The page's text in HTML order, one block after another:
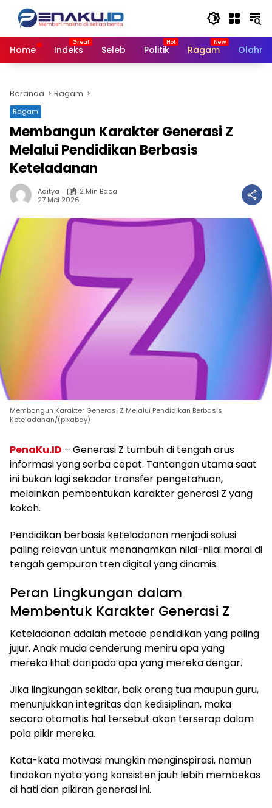
Langsung
konten
Home
Indeks Seleb Politik Ragam
Beranda Ragam
Ragam
Membangun Karakter Generasi Z
Melalui Pendidikan Berbasis
Keteladanan
Aditya
2 Min Baca
27 Mei 2026
Membangun Karakter Generasi Z Melalui Pendidikan Berbasis
Keteladanan/(pixabay)
PenaKu.ID – Generasi Z tumbuh di tengah arus
informasi yang serba cepat. Tantangan utama saat
ini bukan lagi sekadar transfer pengetahuan,
melainkan pembentukan karakter generasi Z yang
kokoh.
Pendidikan berbasis keteladanan menjadi solusi
paling relevan untuk menanamkan nilai-nilai moral di
tengah gempuran tren digital yang dinamis.
Peran Lingkungan dalam
Membentuk Karakter Generasi Z
Keteladanan adalah metode pendidikan yang paling
jujur. Anak muda cenderung meniru apa yang
mereka lihat daripada apa yang mereka dengar.
Jika lingkungan sekitar, baik orang tua maupun guru,
menunjukkan integritas dan kedisiplinan, maka
secara otomatis hal tersebut akan terserap dalam
pola pikir mereka.
Kata-kata motivasi mungkin menginspirasi, namun
tindakan nyata yang konsisten jauh lebih membekas
di hati dan pikiran generasi ini.